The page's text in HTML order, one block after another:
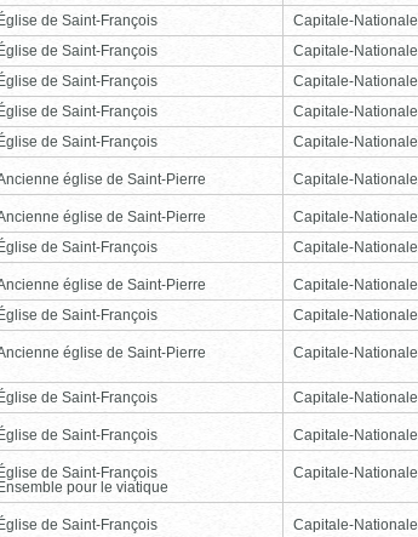
de Saint-François Capitale-Nationale
de Saint-François Capitale-Nationale
de Saint-François Capitale-Nationale
de Saint-François Capitale-Nationale
de Saint-François Capitale-Nationale
église de Saint-Pierre Capitale-Nationale
église de Saint-Pierre Capitale-Nationale
de Saint-François Capitale-Nationale
église de Saint-Pierre Capitale-Nationale
de Saint-François Capitale-Nationale
église de Saint-Pierre Capitale-Nationale
de Saint-François Capitale-Nationale
de Saint-François Capitale-Nationale
de Saint-François
pour le viatique
Capitale-Nationale
de Saint-François Capitale-Nationale